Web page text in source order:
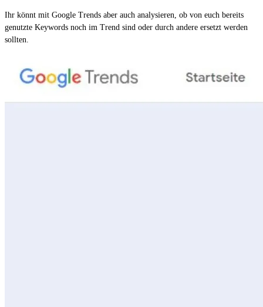
Ihr könnt mit Google Trends aber auch analysieren, ob von euch bereits
genutzte Keywords noch im Trend sind oder durch andere ersetzt werden
sollten.